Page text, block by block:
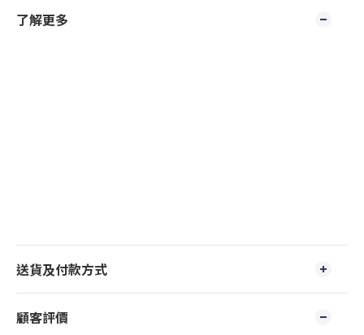
了解更多
送貨及付款方式
顧客評價